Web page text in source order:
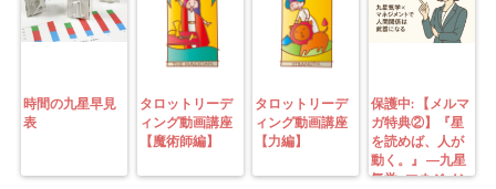
時間の九星早見
表
タロットリーデ
ィング動画講座
【魔術師編】
タロットリーデ
ィング動画講座
【力編】
保護中: 【メルマ
ガ特典②】『星
を読めば、人が
動く。』 ―九星
気学×マネジメン